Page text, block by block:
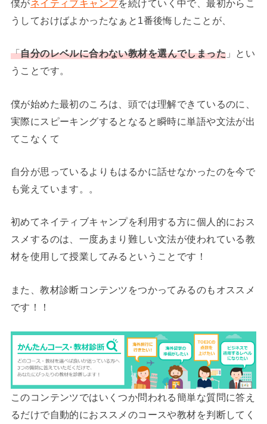
僕がネイティブキャンプを続けていく中で、最初からこ
うしておけばよかったなぁと1番後悔したことが、
「自分のレベルに合わない教材を選んでしまった」とい
うことです。
僕が始めた最初のころは、頭では理解できているのに、
実際にスピーキングするとなると瞬時に単語や文法が出
てこなくて
自分が思っているよりもはるかに話せなかったのを今で
も覚えています。。
初めてネイティブキャンプを利用する方に個人的におス
スメするのは、一度あまり難しい文法が使われている教
材を使用して授業してみるということです！
また、教材診断コンテンツをつかってみるのもオススメ
です！！
このコンテンツではいくつか問われる簡単な質問に答え
るだけで自動的におススメのコースや教材を判断してく